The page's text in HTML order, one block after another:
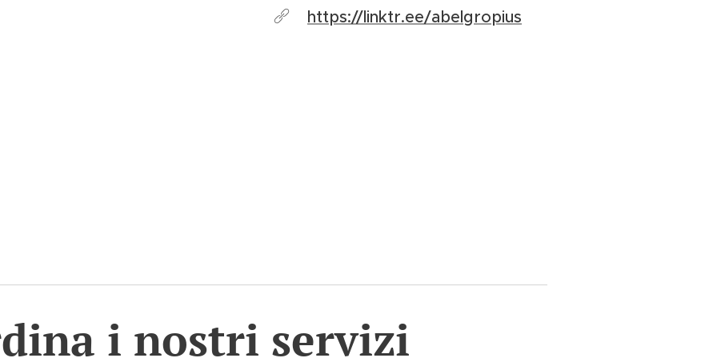
https://linktr.ee/abelgropius
i nostri servizi